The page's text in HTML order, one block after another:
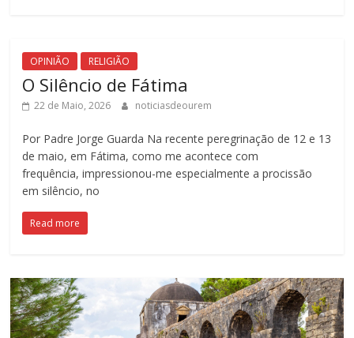
OPINIÃO RELIGIÃO
O Silêncio de Fátima
22 de Maio, 2026 noticiasdeourem
Por Padre Jorge Guarda Na recente peregrinação de 12 e 13
de maio, em Fátima, como me acontece com
frequência, impressionou-me especialmente a procissão
em silêncio, no
Read more